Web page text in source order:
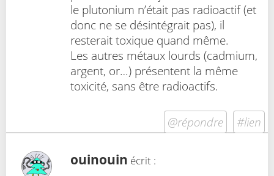
le plutonium n’était pas radioactif (et
donc ne se désintégrait pas), il
resterait toxique quand même.
Les autres métaux lourds (cadmium,
argent, or…) présentent la même
toxicité, sans être radioactifs.
@répondre #lien
ouinouin écrit :